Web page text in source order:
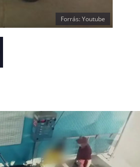
Forrás: Youtube